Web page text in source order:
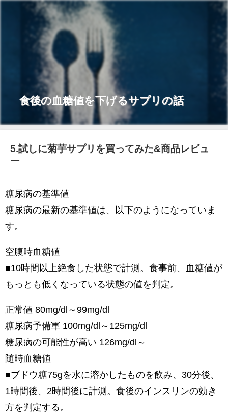
食後の血糖値を下げるサプリの話
5.試しに菊芋サプリを買ってみた&商品レビュ
ー
糖尿病の基準値
糖尿病の最新の基準値は、以下のようになっていま
す。
空腹時血糖値
■10時間以上絶食した状態で計測。食事前、血糖値が
もっとも低くなっている状態の値を判定。
正常値 80mg/dl～99mg/dl
糖尿病予備軍 100mg/dl～125mg/dl
糖尿病の可能性が高い 126mg/dl～
随時血糖値
■ブドウ糖75gを水に溶かしたものを飲み、30分後、
1時間後、2時間後に計測。食後のインスリンの効き
方を判定する。